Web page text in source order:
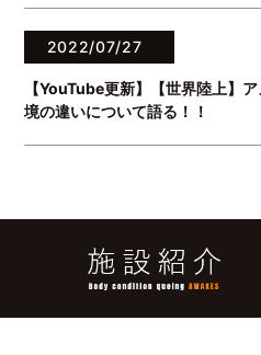
2022/07/27
【YouTube更新】【世界陸上】
境の違いについて語る！！